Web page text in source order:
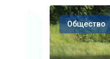
Общество